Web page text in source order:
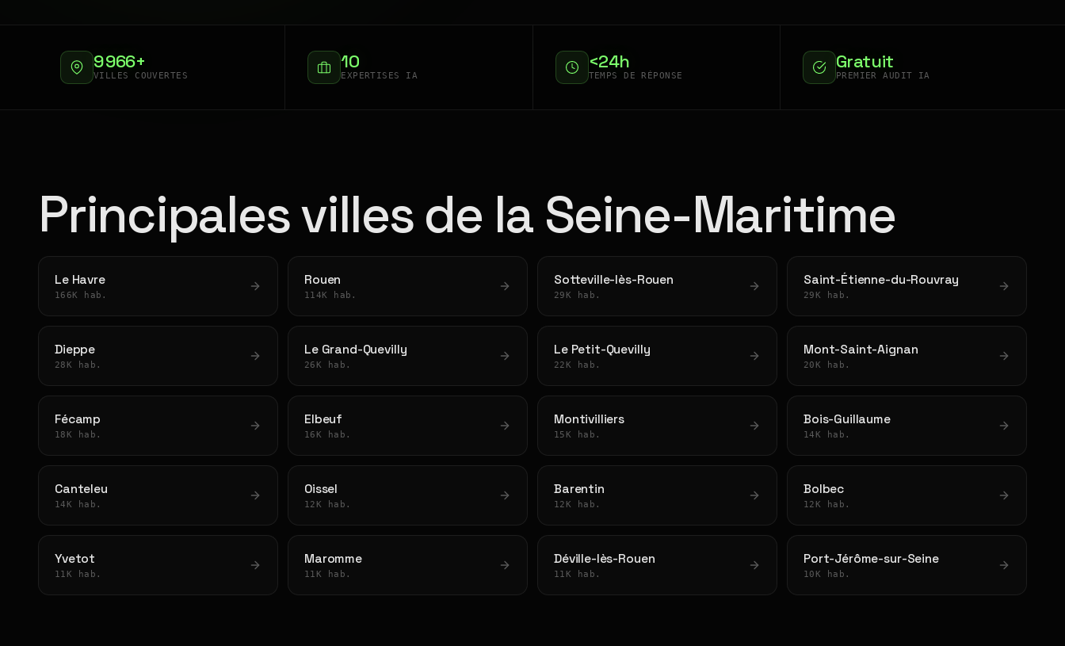
9 966+
VILLES COUVERTES
10
EXPERTISES IA
<24h
TEMPS DE RÉPONSE
Gratuit
PREMIER AUDIT IA
Principales villes de la Seine-Maritime
Le Havre
166K hab.
Rouen
114K hab.
Sotteville-lès-Rouen
29K hab.
Saint-Étienne-du-Rouvray
29K hab.
Dieppe
28K hab.
Le Grand-Quevilly
26K hab.
Le Petit-Quevilly
22K hab.
Mont-Saint-Aignan
20K hab.
Fécamp
18K hab.
Elbeuf
16K hab.
Montivilliers
15K hab.
Bois-Guillaume
14K hab.
Canteleu
14K hab.
Oissel
12K hab.
Barentin
12K hab.
Bolbec
12K hab.
Yvetot
11K hab.
Maromme
11K hab.
Déville-lès-Rouen
11K hab.
Port-Jérôme-sur-Seine
10K hab.